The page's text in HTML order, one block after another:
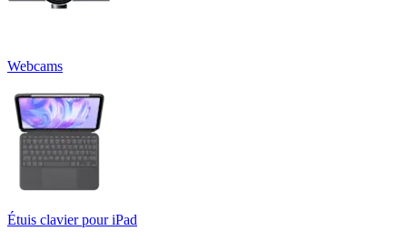
Webcams
Étuis clavier pour iPad